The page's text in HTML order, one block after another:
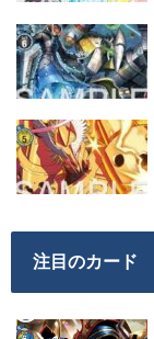
注目のカード